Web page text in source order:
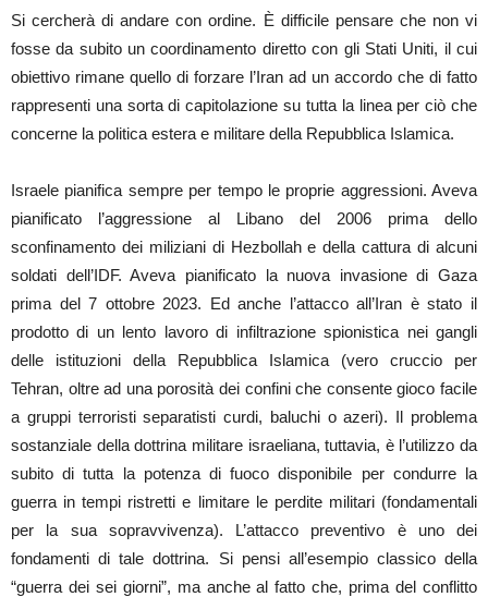
Si cercherà di andare con ordine. È difficile pensare che non vi
fosse da subito un coordinamento diretto con gli Stati Uniti, il cui
obiettivo rimane quello di forzare l’Iran ad un accordo che di fatto
rappresenti una sorta di capitolazione su tutta la linea per ciò che
concerne la politica estera e militare della Repubblica Islamica.
Israele pianifica sempre per tempo le proprie aggressioni. Aveva
pianificato l’aggressione al Libano del 2006 prima dello
sconfinamento dei miliziani di Hezbollah e della cattura di alcuni
soldati dell’IDF. Aveva pianificato la nuova invasione di Gaza
prima del 7 ottobre 2023. Ed anche l’attacco all’Iran è stato il
prodotto di un lento lavoro di infiltrazione spionistica nei gangli
delle istituzioni della Repubblica Islamica (vero cruccio per
Tehran, oltre ad una porosità dei confini che consente gioco facile
a gruppi terroristi separatisti curdi, baluchi o azeri). Il problema
sostanziale della dottrina militare israeliana, tuttavia, è l’utilizzo da
subito di tutta la potenza di fuoco disponibile per condurre la
guerra in tempi ristretti e limitare le perdite militari (fondamentali
per la sua sopravvivenza). L’attacco preventivo è uno dei
fondamenti di tale dottrina. Si pensi all’esempio classico della
“guerra dei sei giorni”, ma anche al fatto che, prima del conflitto